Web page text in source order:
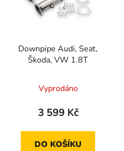
Downpipe Audi, Seat,
Škoda, VW 1.8T
Vyprodáno
3 599 Kč
DO KOŠÍKU